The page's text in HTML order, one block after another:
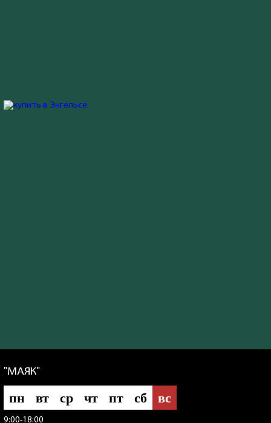
"МАЯК"
пн вт ср чт пт сб вс
9:00-18:00